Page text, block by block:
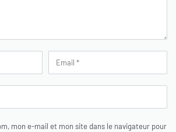
mon e-mail et mon site dans le navigateur pour